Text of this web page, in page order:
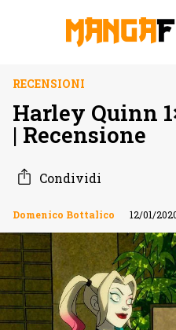
RECENSIONI
Harley Quinn
| Recensione
Condividi
Domenico Bottalico 12/01/